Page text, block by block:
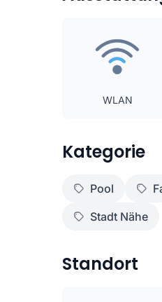
WLAN
Kategorie
Pool
Stadt Nähe
Standort